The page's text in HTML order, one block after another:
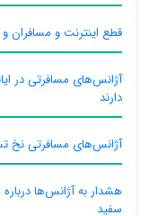
قطع اینترنت و مسافران
آژانس‌های مسافرتی در
دارند
آژانس‌های مسافرتی نخ
هشدار به آژانس‌ها
سفید